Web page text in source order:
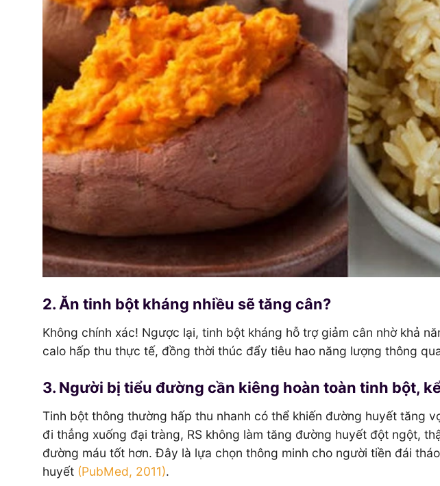
2. Ăn tinh bột kháng nhiều sẽ tăng cân?
Không chính xác! Ngược lại, tinh bột kháng hỗ trợ giảm cân nhờ khả
calo hấp thu thực tế, đồng thời thúc đẩy tiêu hao năng lượng thông
3. Người bị tiểu đường cần kiêng hoàn toàn tinh bột,
Tinh bột thông thường hấp thu nhanh có thể khiến đường huyết tăng
đi thẳng xuống đại tràng, RS không làm tăng đường huyết đột ngột,
đường máu tốt hơn. Đây là lựa chọn thông minh cho người tiền đái
huyết (PubMed, 2011).